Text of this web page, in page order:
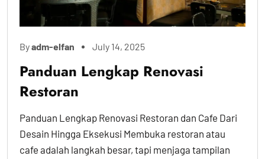
Byadm-elfan July 14, 2025
Panduan Lengkap Renovasi
Restoran
Panduan Lengkap Renovasi Restoran dan Cafe Dari
Desain Hingga Eksekusi Membuka restoran atau
cafe adalah langkah besar, tapi menjaga tampilan